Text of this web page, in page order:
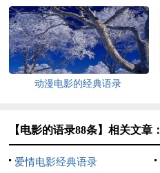
动漫电影的经典语录
【电影的语录88条】相关文章：
爱情电影经典语录